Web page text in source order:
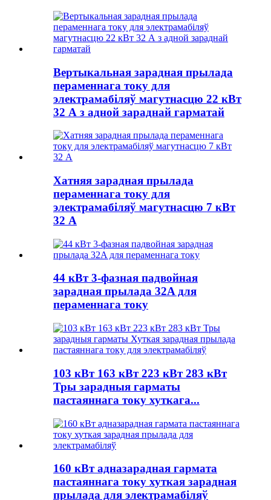
Вертыкальная зарадная прылада
пераменнага току для
электрамабіляў магутнасцю 22 кВт
32 А з адной зараднай гарматай
Хатняя зарадная прылада
пераменнага току для
электрамабіляў магутнасцю 7 кВт
32 А
44 кВт 3-фазная падвойная
зарадная прылада 32A для
пераменнага току
103 кВт 163 кВт 223 кВт 283 кВт
Тры зарадныя гарматы
пастаяннага току хуткага...
160 кВт адназарадная гармата
пастаяннага току хуткая зарадная
прылада для электрамабіляў